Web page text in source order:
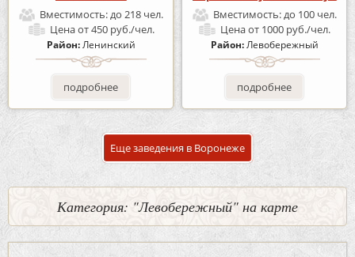
Вместимость:до 218 чел.
Ценаот 450 руб./чел.
Район:Ленинский
подробнее
Вместимость:до 100 чел.
Ценаот 1000 руб./чел.
Район:Левобережный
подробнее
Еще заведения в Воронеже
Категория: "Левобережный" на карте